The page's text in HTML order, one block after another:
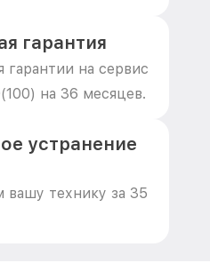
гарантия
гарантии на сервис
на 36 месяцев.
устранение
технику за 35